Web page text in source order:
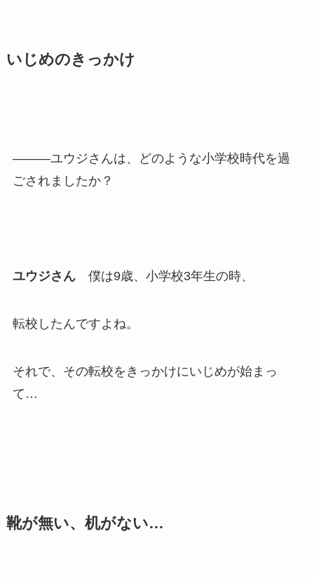
いじめのきっかけ
―――ユウジさんは、どのような小学校時代を過
ごされましたか？
ユウジさん 僕は9歳、小学校3年生の時、
転校したんですよね。
それで、その転校をきっかけにいじめが始まっ
て…
靴が無い、机がない…